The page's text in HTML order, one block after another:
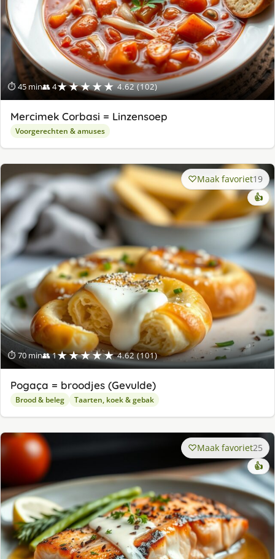
⏱ 45 min👥 4★★★★★ 4.62 (102)
Mercimek Corbasi = Linzensoep
Voorgerechten & amuses
⏱ 70 min👥 1★★★★★ 4.62 (101)
Maak favoriet19
👍
Pogaça = broodjes (Gevulde)
Brood & beleg Taarten, koek & gebak
Maak favoriet25
👍